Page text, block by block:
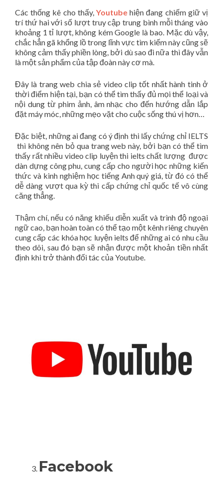
Các thống kê cho thấy, Youtube hiện đang chiếm giữ vị
trí thứ hai với số lượt truy cập trung bình mỗi tháng vào
khoảng 1 tỉ lượt, không kém Google là bao. Mặc dù vậy,
chắc hẳn gã khổng lồ trong lĩnh vực tìm kiếm này cũng sẽ
không cảm thấy phiền lòng, bởi dù sao đi nữa thì đây vẫn
là một sản phẩm của tập đoàn này cơ mà.
Đây là trang web chia sẻ video clip tốt nhất hành tinh ở
thời điểm hiện tại, bạn có thể tìm thấy đủ mọi thể loại và
nội dung từ phim ảnh, âm nhạc cho đến hướng dẫn lắp
đặt máy móc, những mẹo vặt cho cuộc sống thú vị hơn…
Đặc biệt, những ai đang có ý định thi lấychứng chỉ IELTS
thì không nên bỏ qua trang web này, bởi bạn có thể tìm
thấy rất nhiều video clip luyện thi ielts chất lượng được
dàn dựng công phu, cung cấp cho người học những kiến
thức và kinh nghiệm học tiếng Anh quý giá, từ đó có thể
dễ dàng vượt qua kỳ thi cấp chứng chỉ quốc tế vô cùng
căng thẳng.
Thậm chí, nếu có năng khiếu diễn xuất và trình độ ngoại
ngữ cao, bạn hoàn toàn có thể tạo một kênh riêng chuyên
cung cấp các khóa học luyện ielts để những ai có nhu cầu
theo dõi, sau đó bạn sẽ nhận được một khoản tiền nhất
định khi trở thành đối tác của Youtube.
Facebook